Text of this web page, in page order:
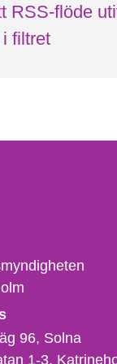
RSS-flöde
filtret
96, Solna
1-3